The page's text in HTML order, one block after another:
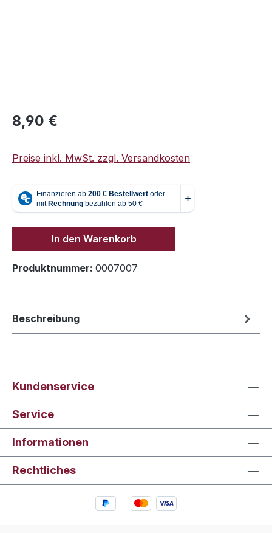
Regulärer Preis:
8,90 €
Preise inkl. MwSt. zzgl. Versandkosten
In den Warenkorb
Produktnummer: 0007007
Beschreibung
Kundenservice
Service
Informationen
Rechtliches